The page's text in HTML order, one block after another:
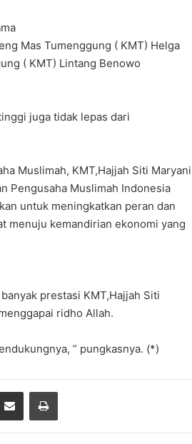
Mas Tumenggung ( KMT) Helga
( KMT) Lintang Benowo
juga tidak lepas dari
Muslimah, KMT,Hajjah Siti Maryani
Pengusaha Muslimah Indonesia
untuk meningkatkan peran dan
menuju kemandirian ekonomi yang
prestasi KMT,Hajjah Siti
ridho Allah.
” pungkasnya. (*)